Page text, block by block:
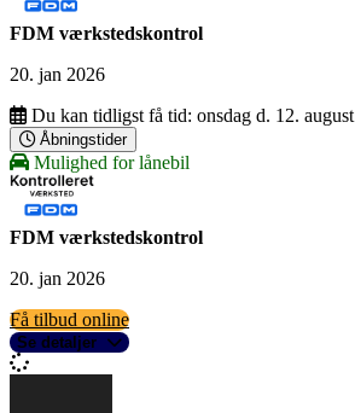
FDM værkstedskontrol
20. jan 2026
Du kan tidligst få tid: onsdag d. 12. august
Åbningstider
Mulighed for lånebil
FDM værkstedskontrol
20. jan 2026
Få tilbud online
Se detaljer